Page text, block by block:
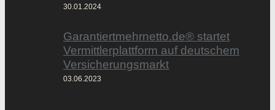
30.01.2024
Garantiertmehrnetto.de® startet
Vermittlerplattform auf deutschem
Versicherungsmarkt
03.06.2023